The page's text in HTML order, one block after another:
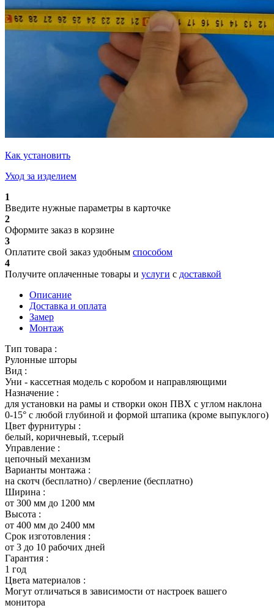
Как установить
Уход за изделием
1
Введите нужные параметры в карточке
2
Оформите заказ в корзине
3
Оплатите свой заказ удобным способом
4
Получите оплаченные товары и услуги с доставкой
Описание
Доставка и оплата
Замер
Монтаж
Тип товара :
Рулонные шторы
Вид :
Уни - кассетная модель с коробом и направляющими
Назначение :
для установки на рамы и створки окон ПВХ с углом наклона
0-15° с любой глубиной и формой штапика (кроме выпуклого)
Цвет фурнитуры :
белый, коричневый, т.серый
Управление :
цепочный механизм
Варианты монтажа :
на скотч (бесплатно) / сверление (бесплатно)
Ширина :
от 300 мм до 1200 мм
Высота :
от 400 мм до 2400 мм
Срок изготовления :
от 3 до 10 рабочих дней
Гарантия :
1 год
Цвета материалов :
Могут отличаться в зависимости от настроек вашего
монитора